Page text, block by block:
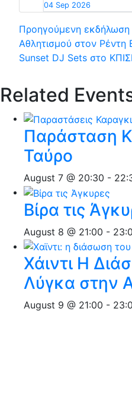
04 Sep 2026
Προηγούμενη εκδήλωση
Αθλητισμού στον Ρέντη
Sunset DJ Sets στο
Related
Παράσταση
Ταύρο
August 7 @ 20:30 -
Βίρα τις
August 8 @ 21:00 -
Χάιντι Η
Λύγκα στην
August 9 @ 21:00 -